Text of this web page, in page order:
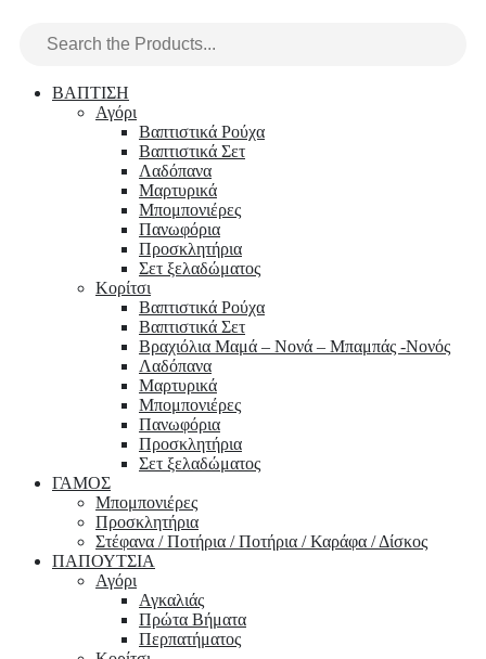
ΒΑΠΤΙΣΗ
Αγόρι
Βαπτιστικά Ρούχα
Βαπτιστικά Σετ
Λαδόπανα
Μαρτυρικά
Μπομπονιέρες
Πανωφόρια
Προσκλητήρια
Σετ ξελαδώματος
Κορίτσι
Βαπτιστικά Ρούχα
Βαπτιστικά Σετ
Βραχιόλια Μαμά – Νονά – Μπαμπάς -Νονός
Λαδόπανα
Μαρτυρικά
Μπομπονιέρες
Πανωφόρια
Προσκλητήρια
Σετ ξελαδώματος
ΓΑΜΟΣ
Μπομπονιέρες
Προσκλητήρια
Στέφανα / Ποτήρια / Ποτήρια / Καράφα / Δίσκος
ΠΑΠΟΥΤΣΙΑ
Αγόρι
Αγκαλιάς
Πρώτα Βήματα
Περπατήματος